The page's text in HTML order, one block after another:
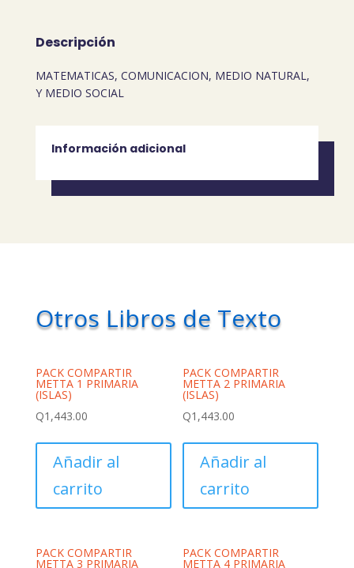
Descripción
MATEMATICAS, COMUNICACION, MEDIO NATURAL,
Y MEDIO SOCIAL
Información adicional
Otros Libros de Texto
PACK COMPARTIR
METTA 1 PRIMARIA
(ISLAS)
Q1,443.00
Añadir al
carrito
PACK COMPARTIR
METTA 2 PRIMARIA
(ISLAS)
Q1,443.00
Añadir al
carrito
PACK COMPARTIR
METTA 3 PRIMARIA
PACK COMPARTIR
METTA 4 PRIMARIA